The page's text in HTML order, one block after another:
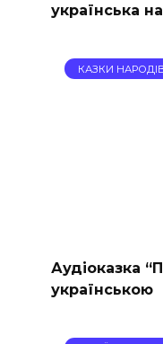
українська
КАЗКИ
Аудіоказка
українською